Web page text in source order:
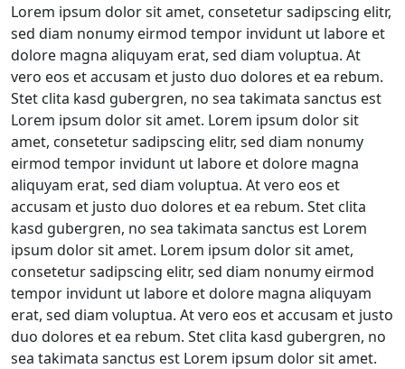
Lorem ipsum dolor sit amet, consetetur sadipscing elitr,
sed diam nonumy eirmod tempor invidunt ut labore et
dolore magna aliquyam erat, sed diam voluptua. At
vero eos et accusam et justo duo dolores et ea rebum.
Stet clita kasd gubergren, no sea takimata sanctus est
Lorem ipsum dolor sit amet. Lorem ipsum dolor sit
amet, consetetur sadipscing elitr, sed diam nonumy
eirmod tempor invidunt ut labore et dolore magna
aliquyam erat, sed diam voluptua. At vero eos et
accusam et justo duo dolores et ea rebum. Stet clita
kasd gubergren, no sea takimata sanctus est Lorem
ipsum dolor sit amet. Lorem ipsum dolor sit amet,
consetetur sadipscing elitr, sed diam nonumy eirmod
tempor invidunt ut labore et dolore magna aliquyam
erat, sed diam voluptua. At vero eos et accusam et justo
duo dolores et ea rebum. Stet clita kasd gubergren, no
sea takimata sanctus est Lorem ipsum dolor sit amet.